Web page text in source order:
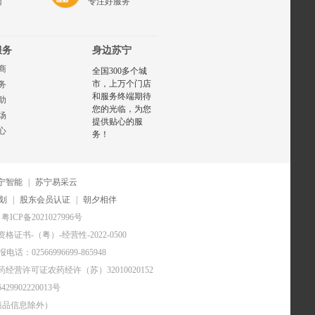
务 身边苏宁
全国300多个城
市，上万个门店
和服务终端期待
您的光临，为您
提供贴心的服
务！
智能
苏宁易采云
股东会员认证
朝夕相伴
粤ICP备2021027996号
格证书-（粤）-经营性-2022-0500
电话：02566996699-865948
经营许可证农药经许（苏）32010020152
号
信息除外）